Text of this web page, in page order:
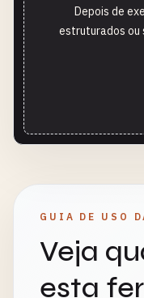
Depois de
estruturados ou
GUIA DE USO
Veja
esta